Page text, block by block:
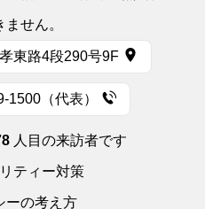
せん。
東路4段290号9F
1500（代表）
人目の来訪者です
ティー対策
ーの考え方